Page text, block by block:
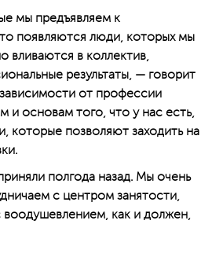
мы предъявляем к
появляются люди, которых мы
вливаются в коллектив,
результаты, — говорит
от профессии
и основам того, что у нас есть,
которые позволяют заходить на
полгода назад. Мы очень
с центром занятости,
воодушевлением, как и должен,